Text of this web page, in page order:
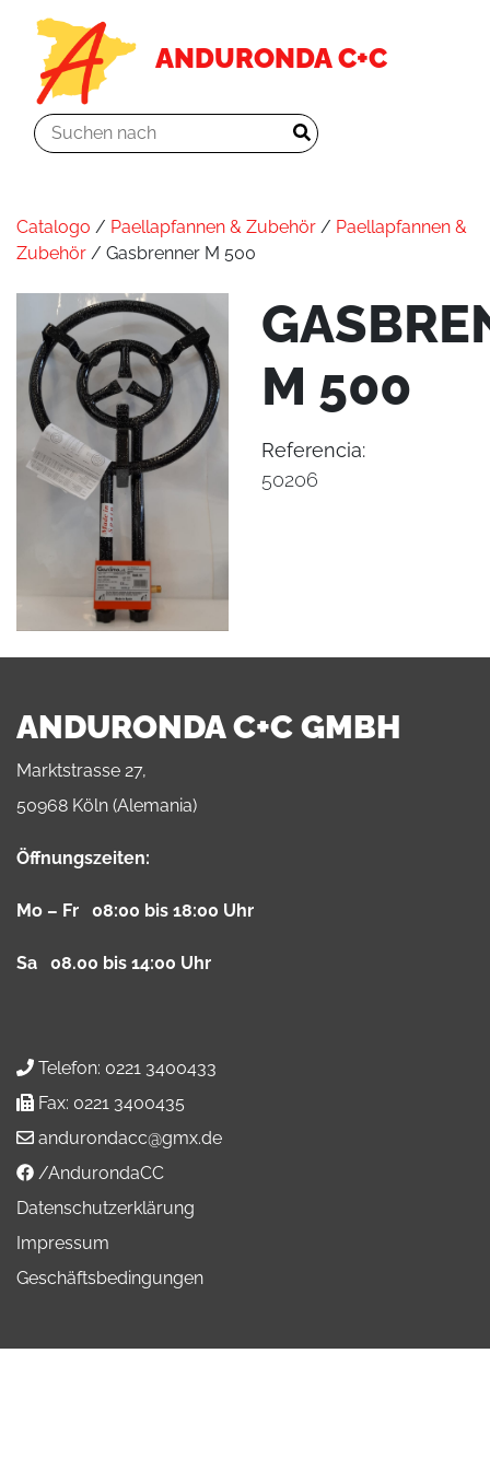
ANDURONDA C+C
Catalogo / Paellapfannen & Zubehör / Paellapfannen &
Zubehör / Gasbrenner M 500
M 500
Referencia:
50206
ANDURONDA C+C GMBH
Marktstrasse 27,
50968 Köln (Alemania)
Öffnungszeiten:
Mo – Fr 08:00 bis 18:00 Uhr
Sa 08.00 bis 14:00 Uhr
Telefon: 0221 3400433
Fax: 0221 3400435
andurondacc@gmx.de
/AndurondaCC
Datenschutzerklärung
Impressum
Geschäftsbedingungen